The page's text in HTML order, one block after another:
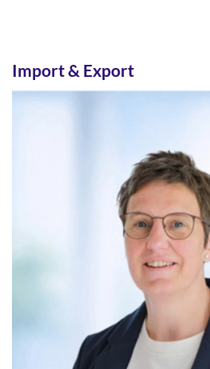
Import & Export